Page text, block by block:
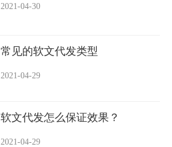
2021-04-30
常见的软文代发类型
2021-04-29
软文代发怎么保证效果？
2021-04-29